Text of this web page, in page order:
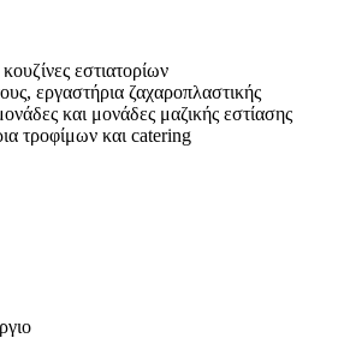
εστιατορίων
εργαστήρια ζαχαροπλαστικής
και μονάδες μαζικής εστίασης
τροφίμων και catering